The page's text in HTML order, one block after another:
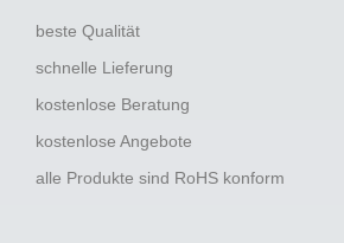
beste Qualität
schnelle Lieferung
kostenlose Beratung
kostenlose Angebote
alle Produkte sind RoHS konform